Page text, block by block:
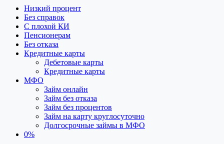
Низкий процент
Без справок
С плохой КИ
Пенсионерам
Без отказа
Кредитные карты
Дебетовые карты
Кредитные карты
МФО
Займ онлайн
Займ без отказа
Займ без процентов
Займ на карту круглосуточно
Долгосрочные займы в МФО
0%